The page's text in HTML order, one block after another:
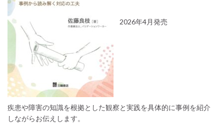
2026年4月発売
疾患や障害の知識を根拠とした観察と実践を具体的に事例を紹介
しながらお伝えします。